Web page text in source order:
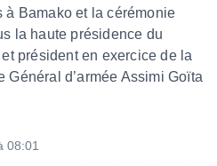
à Bamako et la cérémonie
la haute présidence du
président en exercice de la
Général d’armée Assimi Goïta
08:01